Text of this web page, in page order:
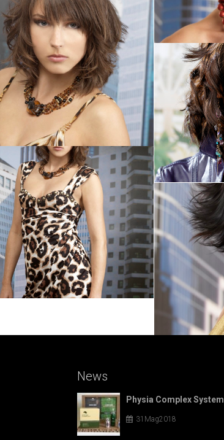
News
Physia Complex System
31Mag2018